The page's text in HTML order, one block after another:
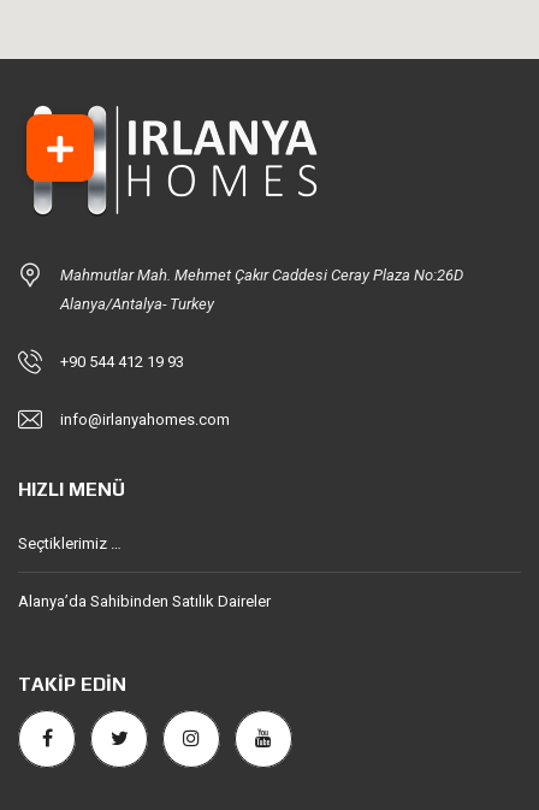
Mahmutlar Mah. Mehmet Çakır Caddesi Ceray Plaza No:26D
Alanya/Antalya- Turkey
+90 544 412 19 93
info@irlanyahomes.com
HIZLI MENÜ
Seçtiklerimiz …
Alanya’da Sahibinden Satılık Daireler
TAKIP EDIN